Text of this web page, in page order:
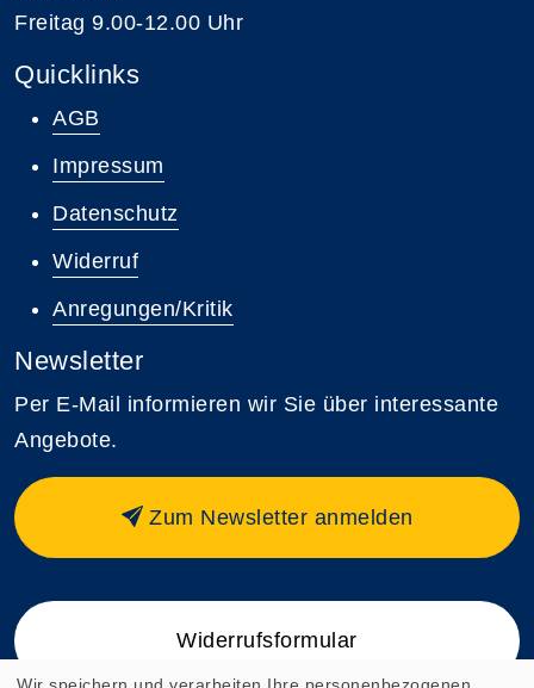
Freitag 9.00-12.00 Uhr
Quicklinks
AGB
Impressum
Datenschutz
Widerruf
Anregungen/Kritik
Newsletter
Per E-Mail informieren wir Sie über interessante
Angebote.
Zum Newsletter anmelden
Widerrufsformular